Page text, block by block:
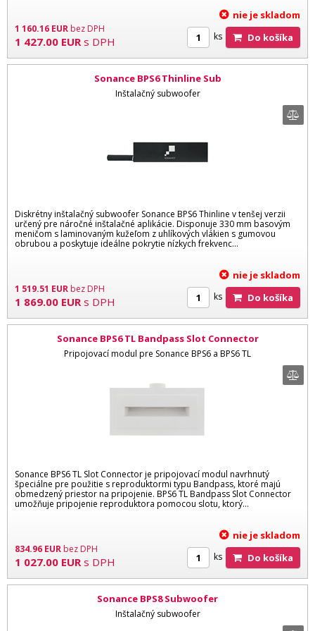
1 160.16 EURbez DPH
1 427.00 EUR s DPH
nie je skladom
ks Do košíka
Sonance BPS6 Thinline Sub
Inštalačný subwoofer
Diskrétny inštalačný subwoofer Sonance BPS6 Thinline v tenšej verzii
určený pre náročné inštalačné aplikácie. Disponuje 330 mm basovým
meničom s laminovaným kužeľom z uhlíkových vlákien s gumovou
obrubou a poskytuje ideálne pokrytie nízkych frekvenc...
1 519.51 EURbez DPH
1 869.00 EUR s DPH
nie je skladom
ks Do košíka
Sonance BPS6 TL Bandpass Slot Connector
Pripojovací modul pre Sonance BPS6 a BPS6 TL
Sonance BPS6 TL Slot Connector je pripojovací modul navrhnutý
špeciálne pre použitie s reproduktormi typu Bandpass, ktoré majú
obmedzený priestor na pripojenie. BPS6 TL Bandpass Slot Connector
umožňuje pripojenie reproduktora pomocou slotu, ktorý...
834.96 EURbez DPH
1 027.00 EUR s DPH
nie je skladom
ks Do košíka
Sonance BPS8 Subwoofer
Inštalačný subwoofer